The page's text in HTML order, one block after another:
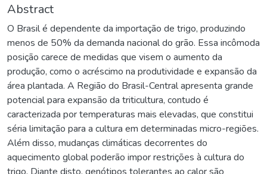
Abstract
O Brasil é dependente da importação de trigo, produzindo
menos de 50% da demanda nacional do grão. Essa incômoda
posição carece de medidas que visem o aumento da
produção, como o acréscimo na produtividade e expansão da
área plantada. A Região do Brasil-Central apresenta grande
potencial para expansão da triticultura, contudo é
caracterizada por temperaturas mais elevadas, que constitui
séria limitação para a cultura em determinadas micro-regiões.
Além disso, mudanças climáticas decorrentes do
aquecimento global poderão impor restrições à cultura do